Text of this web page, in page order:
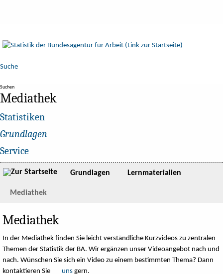
Suche
Suchen
Mediathek
Statistiken
Grundlagen
Service
Grundlagen Lernmaterialien
Mediathek
Mediathek
In der Mediathek finden Sie leicht verständliche Kurzvideos zu zentralen
Themen der Statistik der BA. Wir ergänzen unser Videoangebot nach und
nach. Wünschen Sie sich ein Video zu einem bestimmten Thema? Dann
kontaktieren Sie
uns gern.